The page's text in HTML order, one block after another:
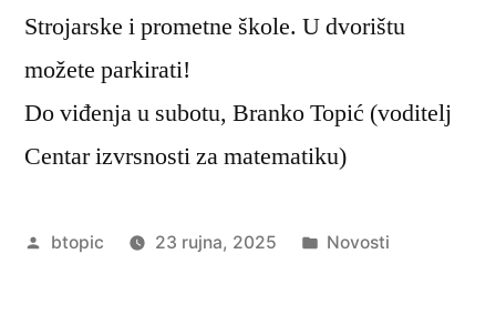
Strojarske i prometne škole. U dvorištu
možete parkirati!
Do viđenja u subotu, Branko Topić (voditelj
Centar izvrsnosti za matematiku)
Objavio
btopic 23 rujna, 2025
Objavljeno
Novosti